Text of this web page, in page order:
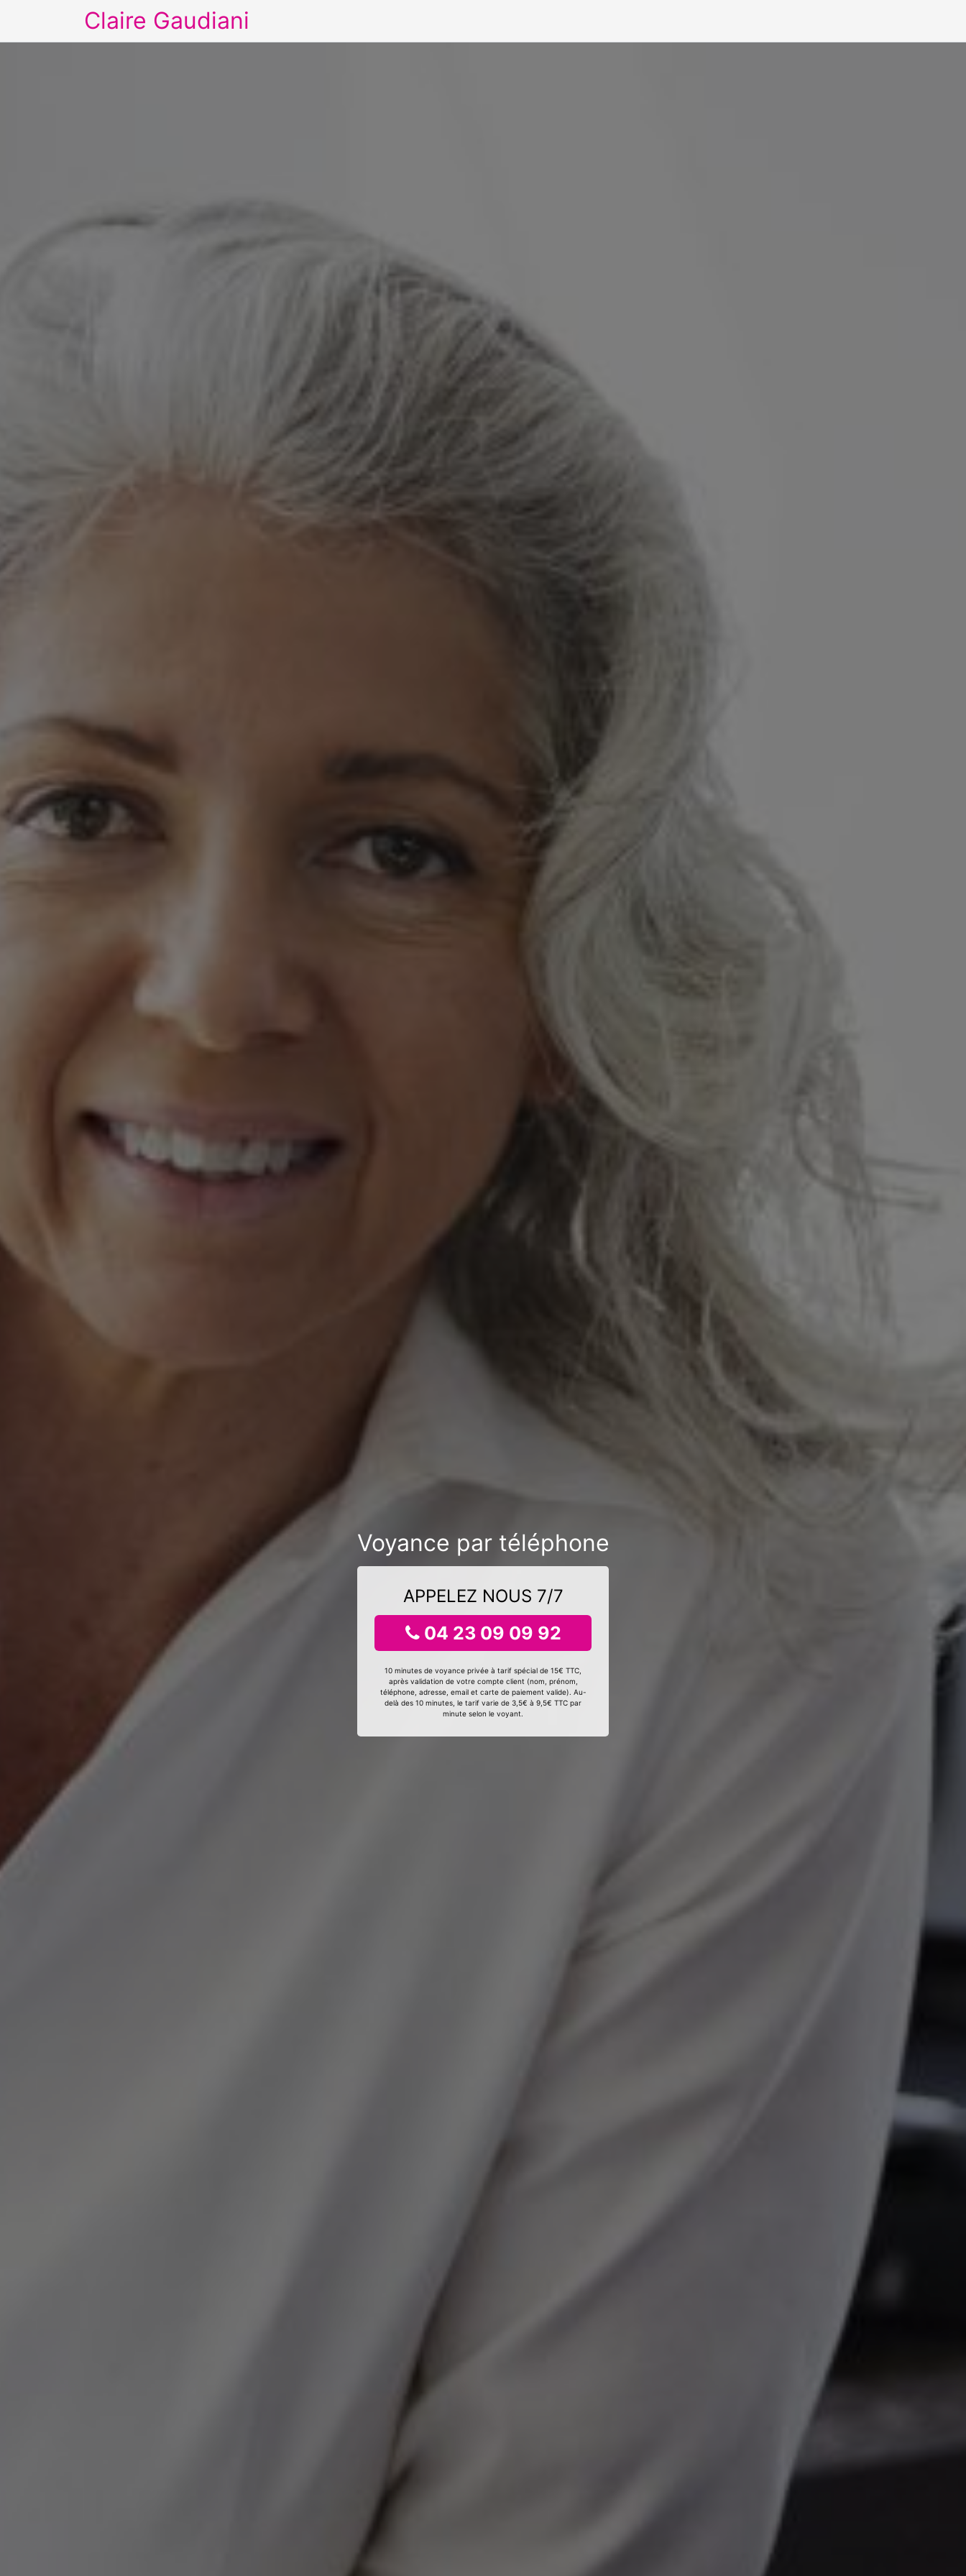
Claire Gaudiani
Voyance par téléphone
APPELEZ NOUS 7/7
04 23 09 09 92
10 minutes de voyance privée à tarif spécial de 15€ TTC,
après validation de votre compte client (nom, prénom,
téléphone, adresse, email et carte de paiement valide). Au-
delà des 10 minutes, le tarif varie de 3,5€ à 9,5€ TTC par
minute selon le voyant.